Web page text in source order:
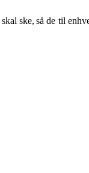
skal ske, så de til